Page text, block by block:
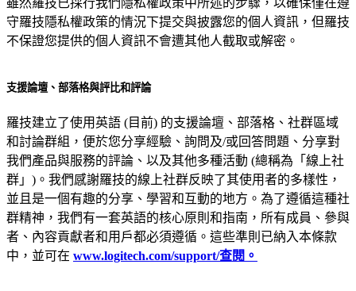
雖然羅技已採行我們隱私權政策中所述的步驟，以確保僅在遵
守羅技隱私權政策的情況下提交與披露您的個人資訊，但羅技
不保證您提供的個人資訊不會遭其他人截取或解密。
支援論壇、部落格與評比和評論
羅技建立了使用英語 (目前) 的支援論壇、部落格、社群區域
和討論群組，便於您分享經驗、詢問及/或回答問題、分享對
我們產品與服務的評論、以及其他多種活動 (總稱為「線上社
群」)。我們感謝羅技的線上社群反映了其使用者的多樣性，
並且是一個有趣的分享、學習和互動的地方。為了遵循這種社
群精神，我們有一套英語的核心原則和指南，所有成員、參與
者、內容貢獻者和用戶都必須遵循。這些準則已納入本條款
中，並可在 www.logitech.com/support/查閱。